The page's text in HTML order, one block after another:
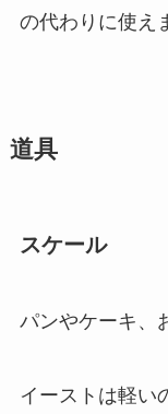
の代わりに使え
道具
スケール
パンやケーキ、
イーストは軽い